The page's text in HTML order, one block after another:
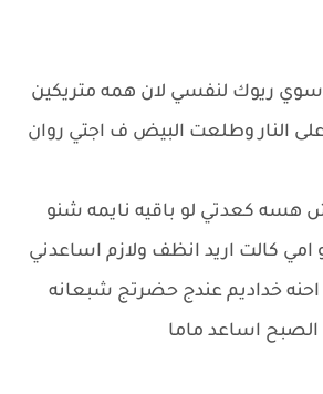
ريوك لنفسي لان همه متريكين
النار وطلعت البيض ف اجتي روان
هسه كعدتي لو باقيه نايمه شنو
كالت اريد انظف ولازم اساعدني
خداديم عندج حضرتج شبعانه
الصبح اساعد ماما